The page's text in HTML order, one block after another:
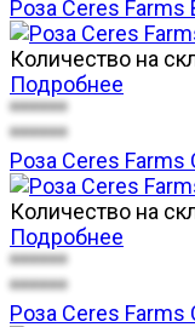
Роза Ceres Farms
Количество на
Подробнее
******
******
Роза Ceres Farms
Количество на
Подробнее
******
******
Роза Ceres Farms